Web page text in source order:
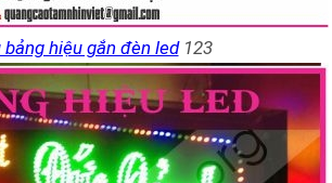
bảng hiệu gắn đèn led123